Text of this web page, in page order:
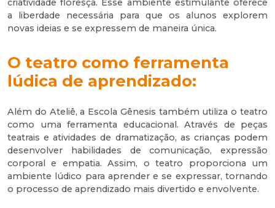
criatividade floresça. Esse ambiente estimulante oferece
a liberdade necessária para que os alunos explorem
novas ideias e se expressem de maneira única.
O teatro como ferramenta
lúdica de aprendizado:
Além do Ateliê, a Escola Gênesis também utiliza o teatro
como uma ferramenta educacional. Através de peças
teatrais e atividades de dramatização, as crianças podem
desenvolver habilidades de comunicação, expressão
corporal e empatia. Assim, o teatro proporciona um
ambiente lúdico para aprender e se expressar, tornando
o processo de aprendizado mais divertido e envolvente.